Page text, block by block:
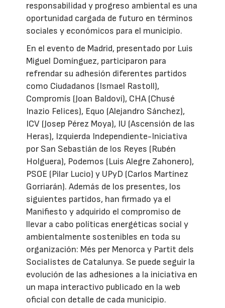
responsabilidad y progreso ambiental es una
oportunidad cargada de futuro en términos
sociales y económicos para el municipio.
En el evento de Madrid, presentado por Luis
Miguel Domínguez, participaron para
refrendar su adhesión diferentes partidos
como Ciudadanos (Ismael Rastoll),
Compromís (Joan Baldoví), CHA (Chusé
Inazio Felices), Equo (Alejandro Sánchez),
ICV (Josep Pérez Moya), IU (Ascensión de las
Heras), Izquierda Independiente-Iniciativa
por San Sebastián de los Reyes (Rubén
Holguera), Podemos (Luis Alegre Zahonero),
PSOE (Pilar Lucio) y UPyD (Carlos Martínez
Gorriarán). Además de los presentes, los
siguientes partidos, han firmado ya el
Manifiesto y adquirido el compromiso de
llevar a cabo políticas energéticas social y
ambientalmente sostenibles en toda su
organización: Més per Menorca y Partit dels
Socialistes de Catalunya. Se puede seguir la
evolución de las adhesiones a la iniciativa en
un mapa interactivo publicado en la web
oficial con detalle de cada municipio.